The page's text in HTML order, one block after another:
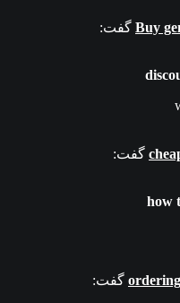
Buy گفت:
گفت:
how
گفت: